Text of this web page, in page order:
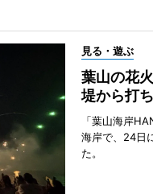
見る・遊ぶ
葉山の花
堤から打
「葉山海岸
海岸で、24日
た。